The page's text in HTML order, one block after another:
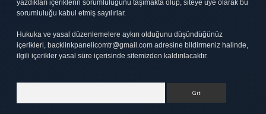
yazdıkları içeriklerin sorumluluğunu taşımakta olup, siteye üye olarak bu
sorumluluğu kabul etmiş sayılırlar.
Hukuka ve yasal düzenlemelere aykırı olduğunu düşündüğünüz
içerikleri, backlinkpanelicomtr@gmail.com adresine bildirmeniz halinde,
ilgili içerikler yasal süre içerisinde sitemizden kaldırılacaktır.